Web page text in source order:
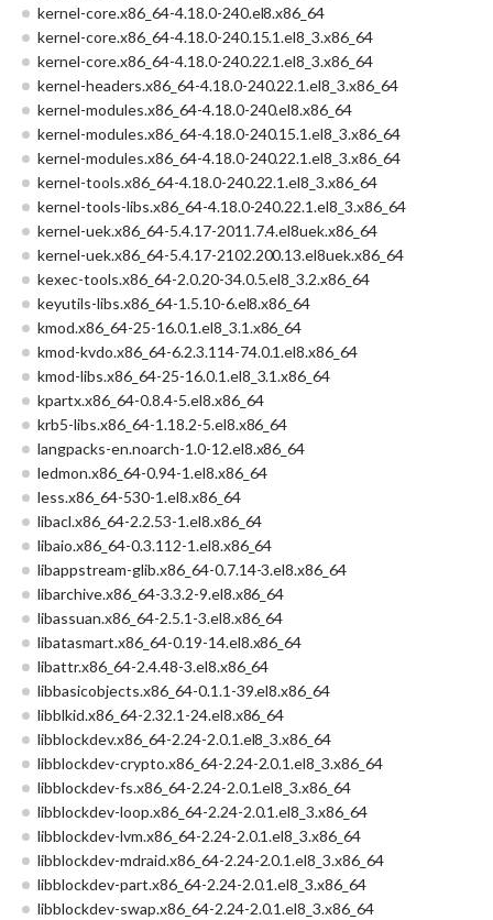
kernel-core.x86_64-4.18.0-240.el8.x86_64
kernel-core.x86_64-4.18.0-240.15.1.el8_3.x86_64
kernel-core.x86_64-4.18.0-240.22.1.el8_3.x86_64
kernel-headers.x86_64-4.18.0-240.22.1.el8_3.x86_64
kernel-modules.x86_64-4.18.0-240.el8.x86_64
kernel-modules.x86_64-4.18.0-240.15.1.el8_3.x86_64
kernel-modules.x86_64-4.18.0-240.22.1.el8_3.x86_64
kernel-tools.x86_64-4.18.0-240.22.1.el8_3.x86_64
kernel-tools-libs.x86_64-4.18.0-240.22.1.el8_3.x86_64
kernel-uek.x86_64-5.4.17-2011.7.4.el8uek.x86_64
kernel-uek.x86_64-5.4.17-2102.200.13.el8uek.x86_64
kexec-tools.x86_64-2.0.20-34.0.5.el8_3.2.x86_64
keyutils-libs.x86_64-1.5.10-6.el8.x86_64
kmod.x86_64-25-16.0.1.el8_3.1.x86_64
kmod-kvdo.x86_64-6.2.3.114-74.0.1.el8.x86_64
kmod-libs.x86_64-25-16.0.1.el8_3.1.x86_64
kpartx.x86_64-0.8.4-5.el8.x86_64
krb5-libs.x86_64-1.18.2-5.el8.x86_64
langpacks-en.noarch-1.0-12.el8.x86_64
ledmon.x86_64-0.94-1.el8.x86_64
less.x86_64-530-1.el8.x86_64
libacl.x86_64-2.2.53-1.el8.x86_64
libaio.x86_64-0.3.112-1.el8.x86_64
libappstream-glib.x86_64-0.7.14-3.el8.x86_64
libarchive.x86_64-3.3.2-9.el8.x86_64
libassuan.x86_64-2.5.1-3.el8.x86_64
libatasmart.x86_64-0.19-14.el8.x86_64
libattr.x86_64-2.4.48-3.el8.x86_64
libbasicobjects.x86_64-0.1.1-39.el8.x86_64
libblkid.x86_64-2.32.1-24.el8.x86_64
libblockdev.x86_64-2.24-2.0.1.el8_3.x86_64
libblockdev-crypto.x86_64-2.24-2.0.1.el8_3.x86_64
libblockdev-fs.x86_64-2.24-2.0.1.el8_3.x86_64
libblockdev-loop.x86_64-2.24-2.0.1.el8_3.x86_64
libblockdev-lvm.x86_64-2.24-2.0.1.el8_3.x86_64
libblockdev-mdraid.x86_64-2.24-2.0.1.el8_3.x86_64
libblockdev-part.x86_64-2.24-2.0.1.el8_3.x86_64
libblockdev-swap.x86_64-2.24-2.0.1.el8_3.x86_64